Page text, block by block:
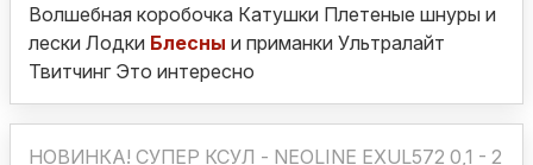
Волшебная коробочка Катушки Плетеные шнуры и
лески Лодки Блесны и приманки Ультралайт
Твитчинг Это интересно
НОВИНКА! СУПЕР КСУЛ - NEOLINE EXUL572 0,1 - 2